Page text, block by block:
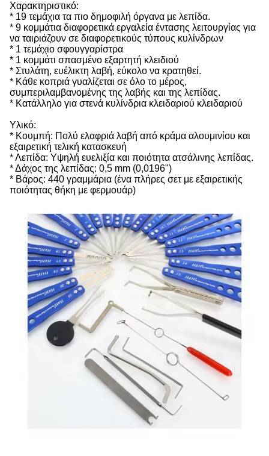
Χαρακτηριστικό:
* 19 τεμάχια τα πιο δημοφιλή όργανα με λεπίδα.
* 9 κομμάτια διαφορετικά εργαλεία έντασης λειτουργίας για
να ταιριάζουν σε διαφορετικούς τύπους κυλίνδρων
* 1 τεμάχιο σφουγγαρίστρα
* 1 κομμάτι σπασμένο εξαρτητή κλειδιού
* Στυλάτη, ευέλικτη λαβή, εύκολο να κρατηθεί.
* Κάθε κοπριά γυαλίζεται σε όλο το μέρος,
συμπεριλαμβανομένης της λαβής και της λεπίδας.
* Κατάλληλο για στενά κυλίνδρια κλειδαριού κλειδαριού
Υλικό:
* Κουμπή: Πολύ ελαφριά λαβή από κράμα αλουμινίου και
εξαιρετική τελική κατασκευή
* Λεπίδα: Υψηλή ευελιξία και ποιότητα ατσάλινης λεπίδας.
* Δάχος της λεπίδας: 0,5 mm (0,0196")
* Βάρος: 440 γραμμάρια (ένα πλήρες σετ με εξαιρετικής
ποιότητας θήκη με φερμουάρ)